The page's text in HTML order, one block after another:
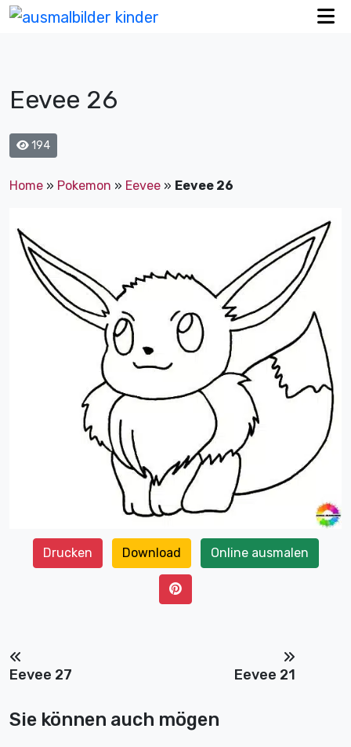
Eevee 26
194
Home » Pokemon » Eevee » Eevee 26
Drucken Download Online ausmalen
Eevee 27 Eevee 21
Sie können auch mögen